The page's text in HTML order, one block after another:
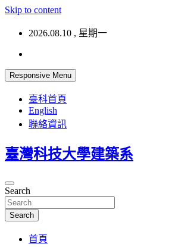
Skip to content
2026.08.10 , 星期一
Responsive Menu
臺科首頁
English
聯絡資訊
臺灣科技大學建築系
Search
Search
首頁